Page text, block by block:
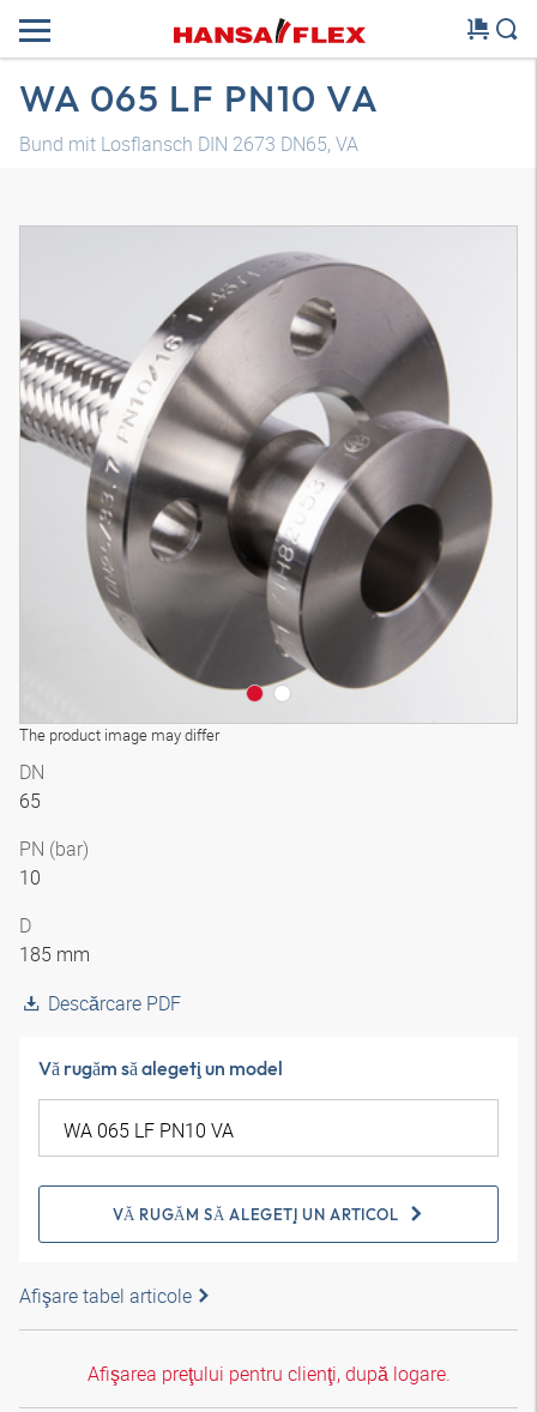
WA 065 LF PN10 VA
Bund mit Losflansch DIN 2673 DN65, VA
The product image may differ
DN
65
PN (bar)
10
D
185 mm
Descărcare PDF
Vă rugăm să alegeţi un model
VĂ RUGĂM SĂ ALEGEŢI UN ARTICOL
Afişare tabel articole
Afişarea preţului pentru clienţi, după logare.